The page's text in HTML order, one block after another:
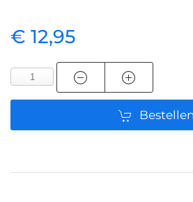
€ 12,95
Bestellen